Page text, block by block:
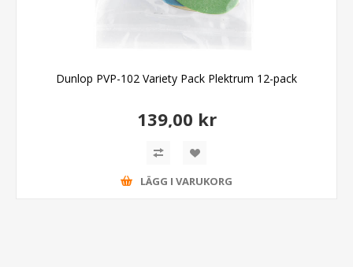
Dunlop PVP-102 Variety Pack Plektrum 12-pack
139,00 kr
LÄGG I VARUKORG